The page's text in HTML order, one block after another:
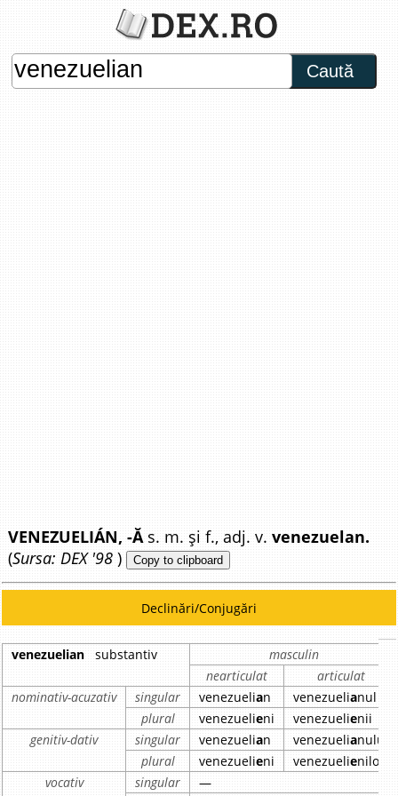
Caută
VENEZUELIÁN, -Ăs. m. și f., adj. v.venezuelan.
(Sursa: DEX '98 ) Copy to clipboard
Declinări/Conjugări
venezuelian substantiv
masculin
nearticulat
articulat
nominativ-acuzativ
singular venezuelian venezuelianul
plural
venezuelieni venezuelienii
genitiv-dativ
singular venezuelian venezuelianului
plural
venezuelieni venezuelienilor
vocativ
singular
—